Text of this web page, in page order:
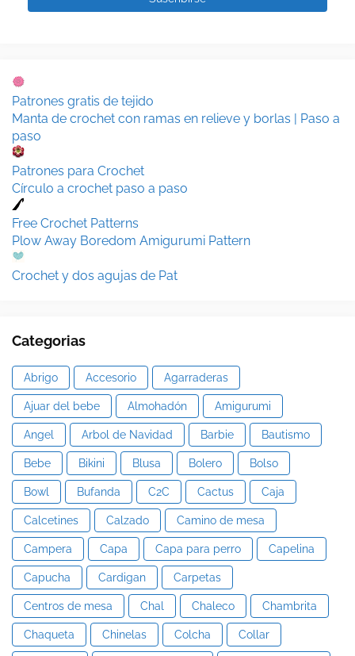
Patrones gratis de tejido
Manta de crochet con ramas en relieve y borlas | Paso a
paso
Patrones para Crochet
Círculo a crochet paso a paso
Free Crochet Patterns
Plow Away Boredom Amigurumi Pattern
Crochet y dos agujas de Pat
Categorias
Abrigo Accesorio Agarraderas
Ajuar del bebe Almohadón Amigurumi
Angel Arbol de Navidad Barbie Bautismo
Bebe Bikini Blusa Bolero Bolso
Bowl Bufanda C2C Cactus Caja
Calcetines Calzado Camino de mesa
Campera Capa Capa para perro Capelina
Capucha Cardigan Carpetas
Centros de mesa Chal Chaleco Chambrita
Chaqueta Chinelas Colcha Collar